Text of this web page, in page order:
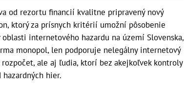
od rezortu financií kvalitne pripravený nový
ktorý za prísnych kritérií umožní pôsobenie
internetového hazardu na území Slovenska,
monopol, len podporuje nelegálny internetový
ale aj ľudia, ktorí bez akejkoľvek kontroly
hier.